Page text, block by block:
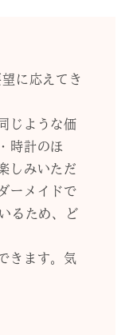
に応えてき
じような価
時計のほ
しみいただ
ーメイドで
るため、ど
きます。気